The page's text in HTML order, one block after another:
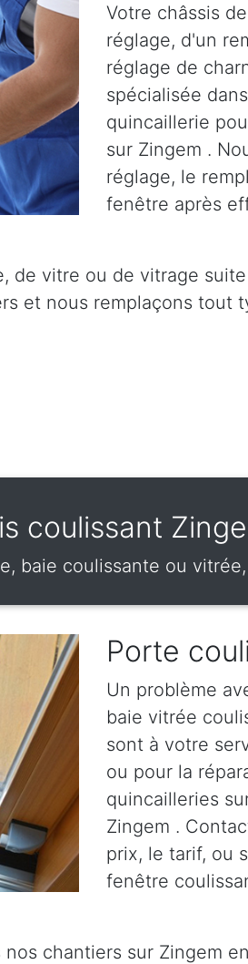
Votre châssis
réglage, d'un
réglage de
spécialisée
quincaillerie
sur Zingem .
réglage, le
fenêtre après
de vitre ou de vitrage
et nous remplaçons tout
coulissant
baie coulissante ou
Porte
Un problème
baie vitrée
sont à votre
ou pour la
quincailleries
Zingem .
prix, le tarif, ou
fenêtre
chantiers sur Zingem